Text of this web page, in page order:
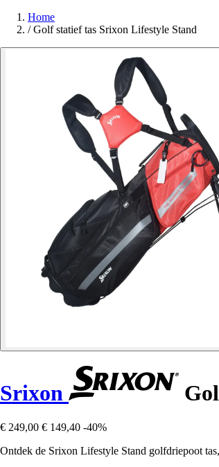
Home
/ Golf statief tas Srixon Lifestyle Stand
Srixon
€ 249,00 € 149,40 -40%
Ontdek de Srixon Lifestyle Stand golfdriepoot